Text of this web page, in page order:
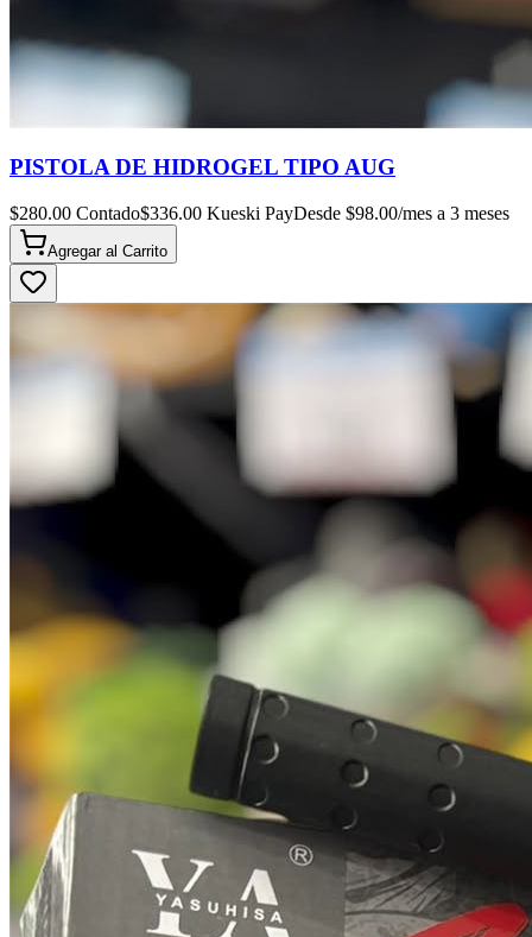
PISTOLA DE HIDROGEL TIPO AUG
$280.00 Contado$336.00 Kueski PayDesde $98.00/mes a 3 meses
Agregar al Carrito